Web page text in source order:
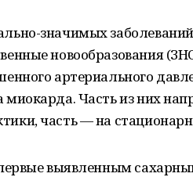
значимых
новообразования
артериального
миокарда. Часть из них
часть — на
выявленным